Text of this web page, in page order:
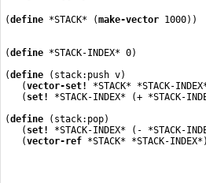
(define *STACK* (make-vector
(define *STACK-INDEX* 0)
(define (stack:push v)
   (
vector-set!
*STACK* *STACK-
   (
set!
*STACK-INDEX* (+ *STACK-
(define (stack:pop)
   (
set!
*STACK-INDEX* (- *STACK-
   (
vector-ref *STACK* *STACK-